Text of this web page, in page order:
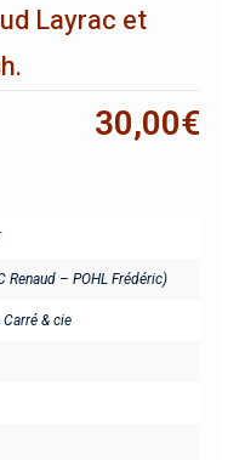
Layrac et
30,00€
Renaud – POHL Frédéric)
& cie